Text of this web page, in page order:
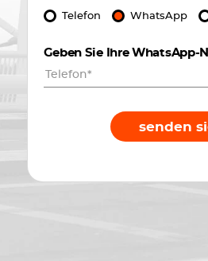
Telefon WhatsApp
Geben Sie Ihre WhatsApp-
senden